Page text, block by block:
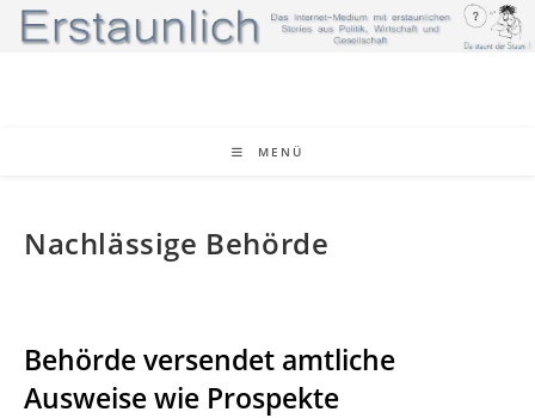
Zum
Inhalt
MENÜ
Nachlässige Behörde
Behörde versendet amtliche
Ausweise wie Prospekte